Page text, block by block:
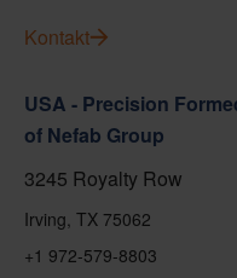
Kontakt
USA - Precision
of Nefab Group
3245 Royalty Row
Irving, TX 75062
+1 972-579-8803